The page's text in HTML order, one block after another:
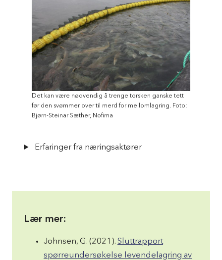
Det kan være nødvendig å trenge torsken ganske tett
før den svømmer over til merd for mellomlagring. Foto:
Bjørn-Steinar Sæther, Nofima
Erfaringer fra næringsaktører
Lær mer:
Johnsen, G. (2021). Sluttrapport
spørreundersøkelse levendelagring av